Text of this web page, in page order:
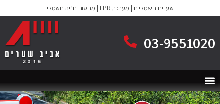
שערים חשמליים | מערכת LPR | מחסום חניה חשמלי
03-9551020